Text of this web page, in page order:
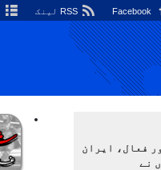
فعال، ایران
نے